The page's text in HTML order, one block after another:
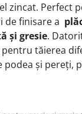
zincat. Perfect
de finisare a
și gresie.
tăierea
podea și pereți,